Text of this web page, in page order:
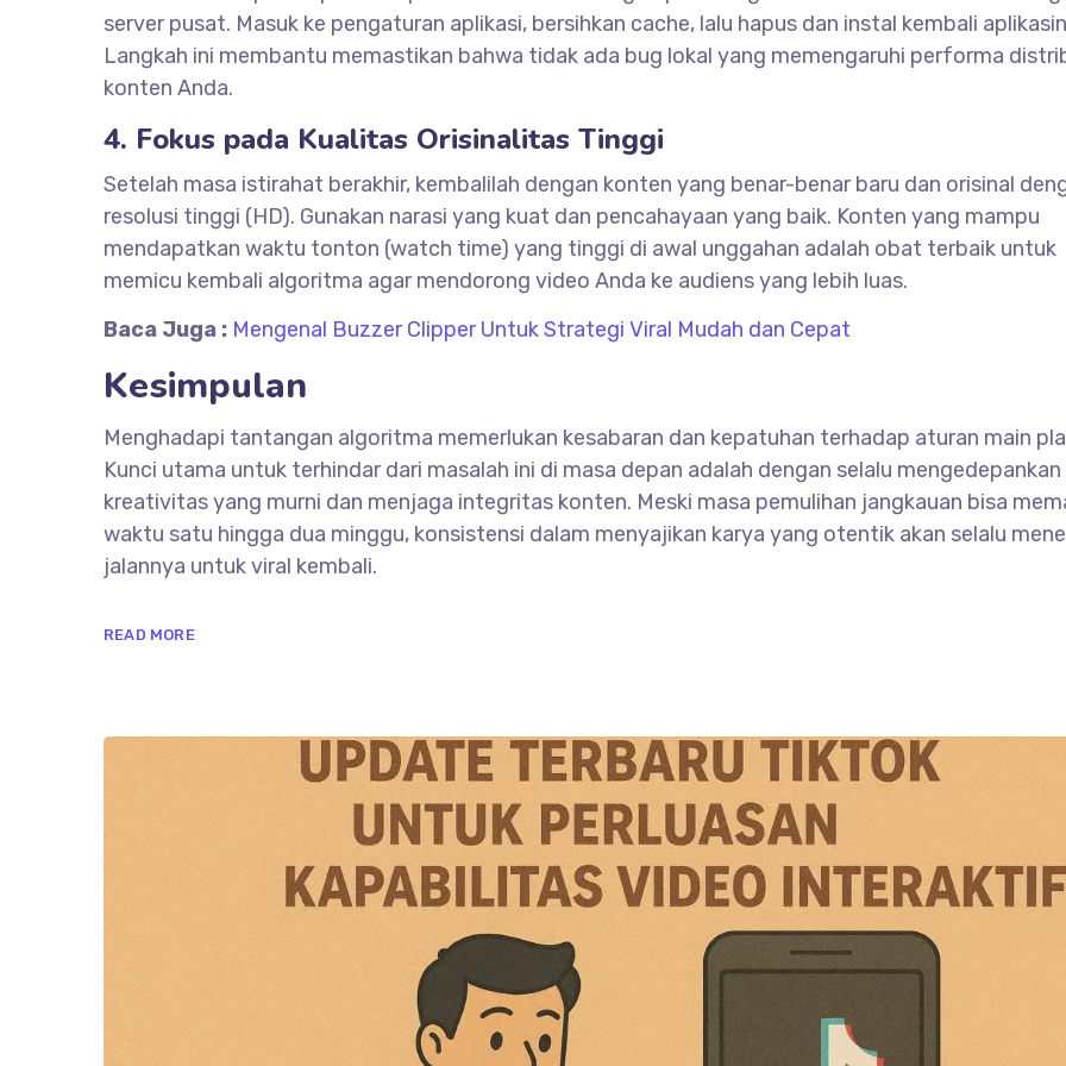
server pusat. Masuk ke pengaturan aplikasi, bersihkan cache, lalu hapus dan instal kembali
Langkah ini membantu memastikan bahwa tidak ada bug lokal yang memengaruhi performa
konten Anda.
4. Fokus pada Kualitas Orisinalitas Tinggi
Setelah masa istirahat berakhir, kembalilah dengan konten yang benar-benar baru dan orisinal
resolusi tinggi (HD). Gunakan narasi yang kuat dan pencahayaan yang baik. Konten yang mampu
mendapatkan waktu tonton (watch time) yang tinggi di awal unggahan adalah obat terbaik untuk
memicu kembali algoritma agar mendorong video Anda ke audiens yang lebih luas.
Baca Juga : Mengenal Buzzer Clipper Untuk Strategi Viral Mudah dan Cepat
Kesimpulan
Menghadapi tantangan algoritma memerlukan kesabaran dan kepatuhan terhadap aturan main
Kunci utama untuk terhindar dari masalah ini di masa depan adalah dengan selalu mengedepankan
kreativitas yang murni dan menjaga integritas konten. Meski masa pemulihan jangkauan bisa
waktu satu hingga dua minggu, konsistensi dalam menyajikan karya yang otentik akan selalu
jalannya untuk viral kembali.
READ MORE